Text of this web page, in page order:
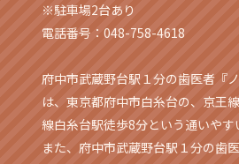
※駐車場2台あり
電話番号：048-758-4618
府中市武蔵野台駅１分の歯医者『
は、東京都府中市白糸台の、京王
線白糸台駅徒歩8分という通いやす
また、府中市武蔵野台駅１分の歯